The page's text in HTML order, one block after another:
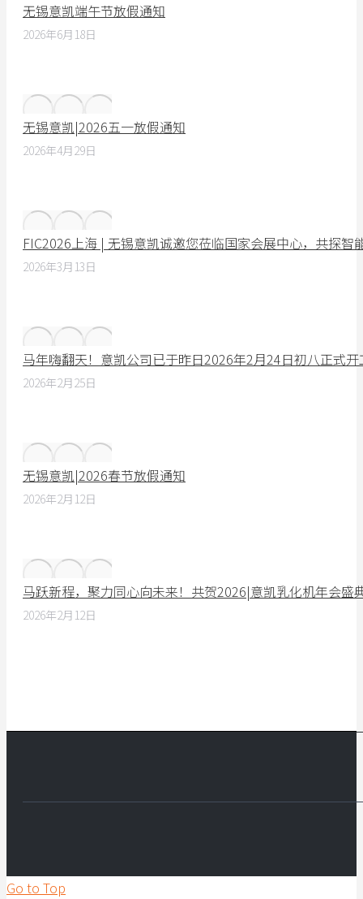
无锡意凯端午节放假通知
2026年6月18日
无锡意凯|2026五一放假通知
2026年4月29日
FIC2026上海 | 无锡意凯诚邀您莅临国家会展中心，共探智
2026年3月13日
马年嗨翻天！意凯公司已于昨日2026年2月24日初八正式
2026年2月25日
无锡意凯|2026春节放假通知
2026年2月12日
马跃新程，聚力同心向未来！共贺2026|意凯乳化机年会盛
2026年2月12日
Go to Top